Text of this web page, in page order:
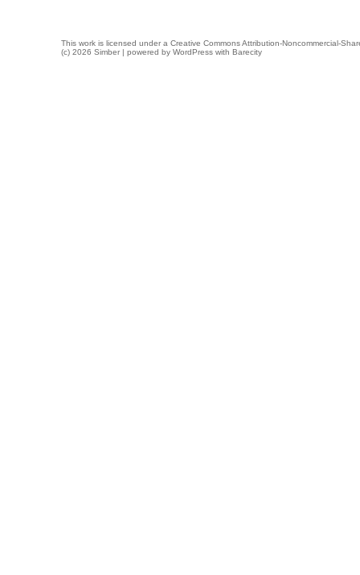
This work is licensed under a Creative Commons Attribution-Noncommercial-
(c) 2026 Simber | powered by WordPress with Barecity